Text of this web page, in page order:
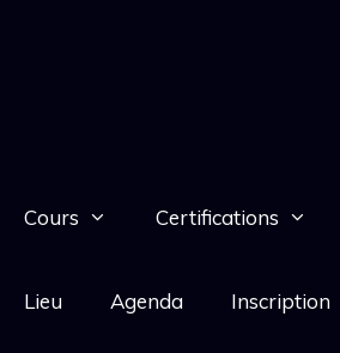
Cours Certifications
Lieu Agenda Inscription